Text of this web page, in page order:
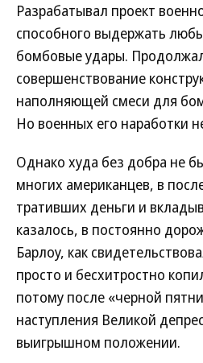
Разрабатывал проект
способного выдержать
бомбовые удары.
совершенствование
наполняющей смеси для
Но военных его наработки
Однако худа без добра не
многих американцев, в
тративших деньги и
казалось, в постоянно
Барлоу, как
просто и бесхитростно
потому после «черной
наступления Великой
выигрышном положении.